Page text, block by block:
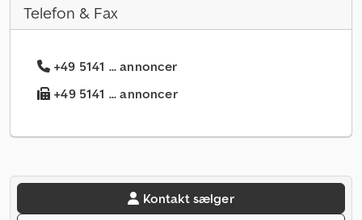
Telefon & Fax
+49 5141 ... annoncer
+49 5141 ... annoncer
Kontakt sælger